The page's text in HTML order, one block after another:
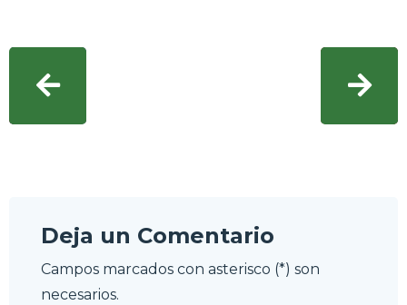
Deja un Comentario
Campos marcados con asterisco (*) son
necesarios.